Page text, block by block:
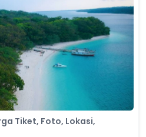
Tiket, Foto, Lokasi,